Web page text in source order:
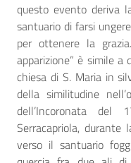
questo evento deriva
santuario di farsi
per ottenere la
apparizione” è simile
chiesa di S. Maria in
della similitudine
dell’Incoronata del
Serracapriola, durante
verso il santuario